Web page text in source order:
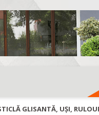
GLISANTĂ, UȘI,